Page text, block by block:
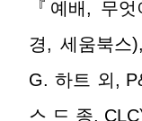
『예배, 무
경, 세움북스
G. 하트 외,
스 드 종,